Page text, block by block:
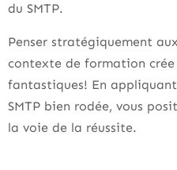
du SMTP.
Penser stratégiquement
contexte de formation
fantastiques! En
SMTP bien rodée, vous
la voie de la réussite.